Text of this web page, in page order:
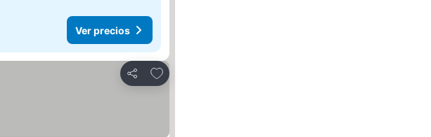
Ver precios
Compartir
Agregar a favoritos